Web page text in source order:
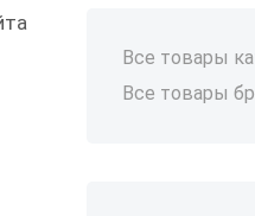
Все товары
Все товары